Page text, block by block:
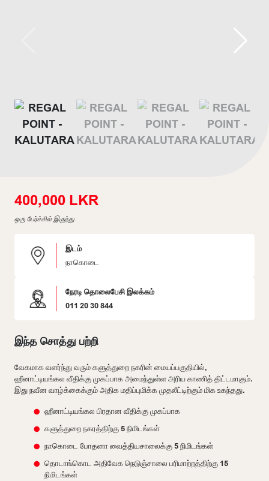
400,000 LKR
ஒரு பேர்ச்சில் இருந்து
இடம்
நாகொடை
நேரடி தொலைபேசி இலக்கம்
011 20 30 844
இந்த சொத்து பற்றி
வேகமாக வளர்ந்து வரும் களுத்துறை நகரின் மையப்பகுதியில்,
ஹீனாட்டியங்கல வீதிக்கு முகப்பாக அமைந்துள்ள அரிய காணித் திட்டமாகும்.
இது நவீன வாழ்க்கைக்கும் அதிக மதிப்புமிக்க முதலீட்டிற்கும் மிக உகந்தது.
ஹீனாட்டியங்கல பிரதான வீதிக்கு முகப்பாக
களுத்துறை நகரத்திற்கு 5 நிமிடங்கள்
நாகொடை போதனா வைத்தியசாலைக்கு 5 நிமிடங்கள்
தொடாங்கொட அதிவேக நெடுஞ்சாலை பரிமாற்றத்திற்கு 15
நிமிடங்கள்